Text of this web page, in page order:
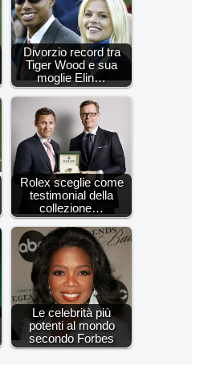
Divorzio record tra
Tiger Wood e sua
moglie Elin…
Rolex sceglie come
testimonial della
collezione…
Le celebrità più
potenti al mondo
secondo Forbes